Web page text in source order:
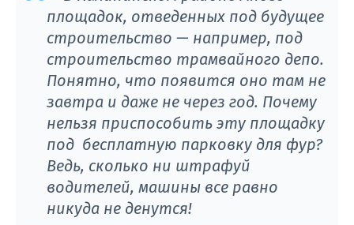
площадок, отведенных под будущее
строительство — например, под
строительство трамвайного депо.
Понятно, что появится оно там не
завтра и даже не через год. Почему
нельзя приспособить эту площадку
под бесплатную парковку для фур?
Ведь, сколько ни штрафуй
водителей, машины все равно
никуда не денутся!